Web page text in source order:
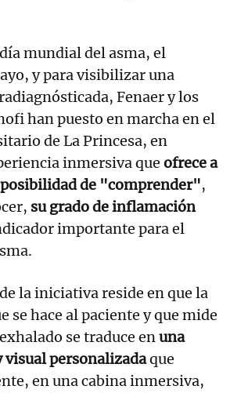
mundial del asma, el
y para visibilizar una
Fenaer y los
han puesto en marcha en el
de La Princesa, en
inmersiva que ofrece a
de "comprender",
su grado de inflamación
importante para el
la iniciativa reside en que la
se hace al paciente y que mide
se traduce enuna
visual personalizadaque
en una cabina inmersiva,